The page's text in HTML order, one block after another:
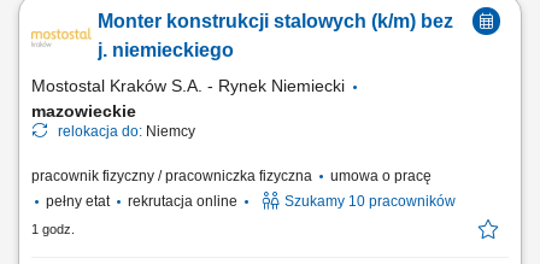
przy produkcji konstrukcji stalowych. Spawanie elementów w różnych
pozycjach zgodnie z wymaganiami technologicznymi. Odczytywanie
dokumentacji technicznej i kontrola jakości wykonanych połączeń.
Monter konstrukcji stalowych (k/m) bez
j. niemieckiego
Mostostal Kraków S.A. - Rynek Niemiecki
mazowieckie
relokacja do: Niemcy
pracownik fizyczny / pracowniczka fizyczna
umowa o pracę
pełny etat
rekrutacja online Szukamy 10 pracowników
1 godz.